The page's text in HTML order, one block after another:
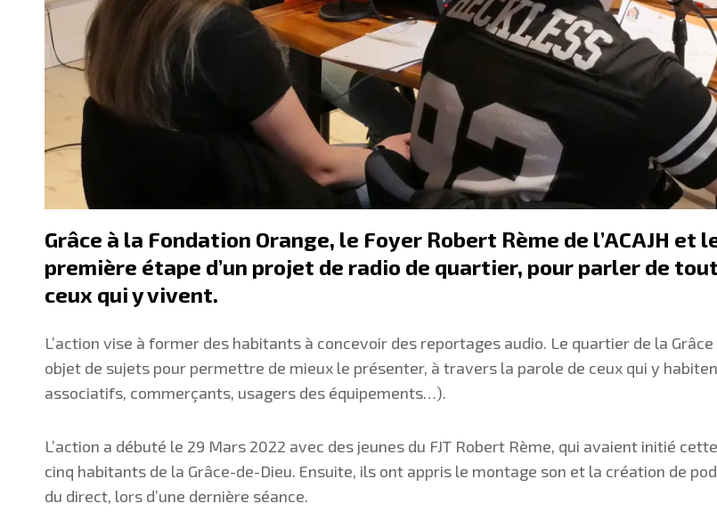
Grâce à la Fondation Orange, le Foyer Robert Rème de l’ACAJH et
première étape d’un projet de radio de quartier, pour parler de
ceux qui y vivent.
L’action vise à former des habitants à concevoir des reportages audio. Le quartier de la
objet de sujets pour permettre de mieux le présenter, à travers la parole de ceux qui y
associatifs, commerçants, usagers des équipements…).
L’action a débuté le 29 Mars 2022 avec des jeunes du FJT Robert Rème, qui avaient initié
cinq habitants de la Grâce-de-Dieu. Ensuite, ils ont appris le montage son et la création de
du direct, lors d’une dernière séance.